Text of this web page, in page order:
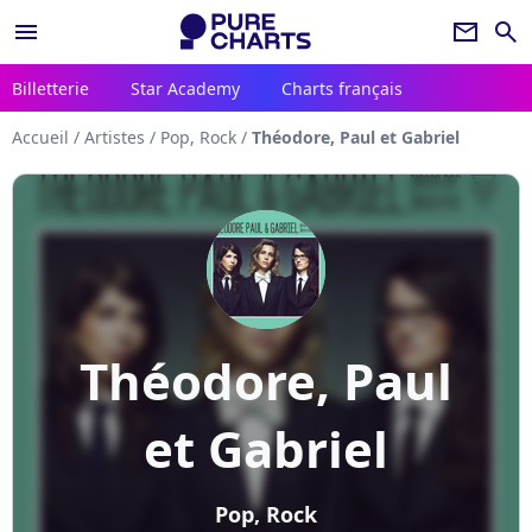
menu newsletter search
Billetterie Star Academy Charts français
Accueil / Artistes / Pop, Rock / Théodore, Paul et Gabriel
Théodore, Paul
et Gabriel
Pop, Rock